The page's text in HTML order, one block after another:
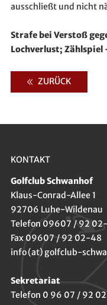
ausschließt und nicht
Strafe bei Verstoß
Lochverlust; Zählspiel
ZURÜCK
KONTAKT
Golfclub Schwanhof
Klaus-Conrad-Allee 1
92706 Luhe-Wildenau
Telefon 09607 / 92
Fax 09607 / 92 02-48
info (at) golfclub-
Sekretariat
Telefon 0 96 07 / 92